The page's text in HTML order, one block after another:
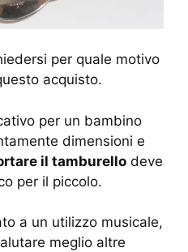
per quale motivo
acquisto.
per un bambino
dimensioni e
il tamburellodeve
per il piccolo.
a un utilizzo musicale,
meglio altre